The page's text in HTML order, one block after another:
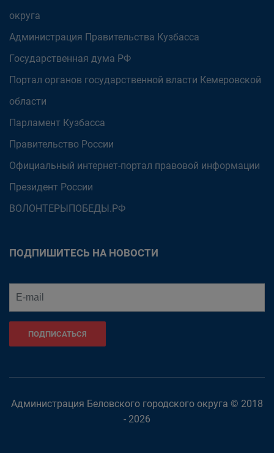
округа
Администрация Правительства Кузбасса
Государственная дума РФ
Портал органов государственной власти Кемеровской
области
Парламент Кузбасса
Правительство России
Официальный интернет-портал правовой информации
Президент России
ВОЛОНТЕРЫПОБЕДЫ.РФ
ПОДПИШИТЕСЬ НА НОВОСТИ
ПОДПИСАТЬСЯ
Администрация Беловского городского округа © 2018
- 2026